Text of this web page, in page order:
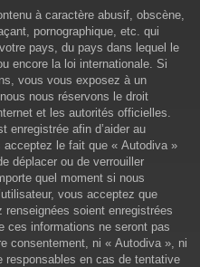
à caractère abusif, obscène,
pornographique, etc. qui
pays, du pays dans lequel le
encore la loi internationale. Si
vous vous exposez à un
nous réservons le droit
et les autorités officielles.
enregistrée afin d’aider au
le fait que « Autodiva »
déplacer ou de verrouiller
quel moment si nous
vous acceptez que
soient enregistrées
ces informations ne seront pas
consentement, ni « Autodiva », ni
responsables en cas de tentative